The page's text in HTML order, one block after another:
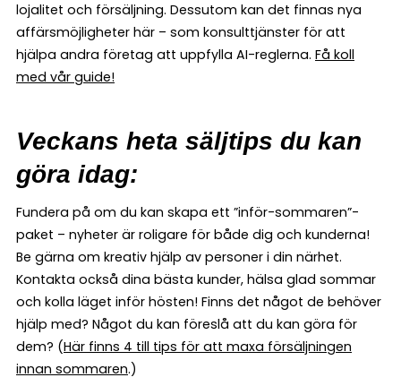
lojalitet och försäljning. Dessutom kan det finnas nya
affärsmöjligheter här – som konsulttjänster för att
hjälpa andra företag att uppfylla AI-reglerna. Få koll
med vår guide!
Veckans heta säljtips du kan
göra idag:
Fundera på om du kan skapa ett ”inför-sommaren”-
paket – nyheter är roligare för både dig och kunderna!
Be gärna om kreativ hjälp av personer i din närhet.
Kontakta också dina bästa kunder, hälsa glad sommar
och kolla läget inför hösten! Finns det något de behöver
hjälp med? Något du kan föreslå att du kan göra för
dem? (Här finns 4 till tips för att maxa försäljningen
innan sommaren.)